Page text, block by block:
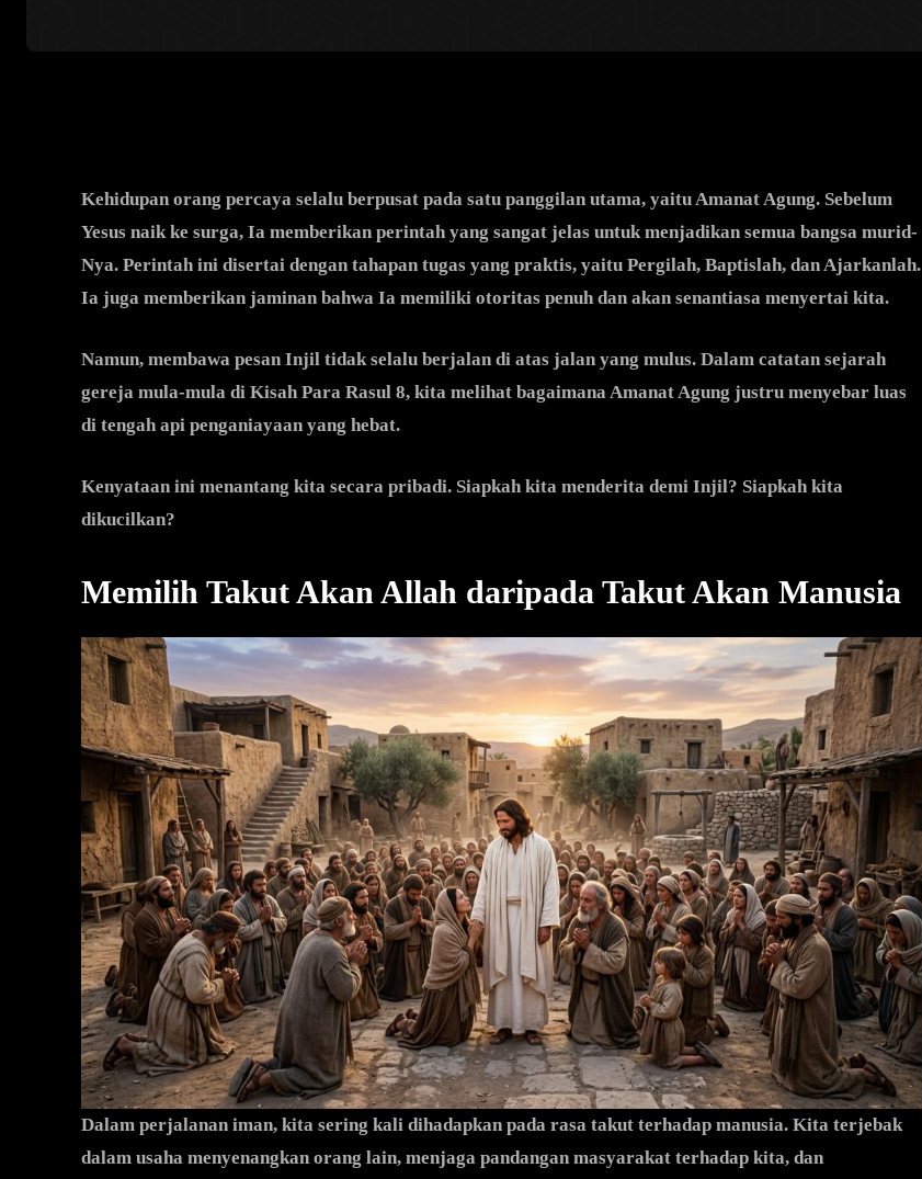
Kehidupan orang percaya selalu berpusat pada satu panggilan utama, yaitu Amanat Agung. Sebelum
Yesus naik ke surga, Ia memberikan perintah yang sangat jelas untuk menjadikan semua bangsa murid-
Nya. Perintah ini disertai dengan tahapan tugas yang praktis, yaitu Pergilah, Baptislah, dan Ajarkanlah.
Ia juga memberikan jaminan bahwa Ia memiliki otoritas penuh dan akan senantiasa menyertai kita.
Namun, membawa pesan Injil tidak selalu berjalan di atas jalan yang mulus. Dalam catatan sejarah
gereja mula-mula di Kisah Para Rasul 8, kita melihat bagaimana Amanat Agung justru menyebar luas
di tengah api penganiayaan yang hebat.
Kenyataan ini menantang kita secara pribadi. Siapkah kita menderita demi Injil? Siapkah kita
dikucilkan?
Memilih Takut Akan Allah daripada Takut Akan Manusia
Dalam perjalanan iman, kita sering kali dihadapkan pada rasa takut terhadap manusia. Kita terjebak
dalam usaha menyenangkan orang lain, menjaga pandangan masyarakat terhadap kita, dan